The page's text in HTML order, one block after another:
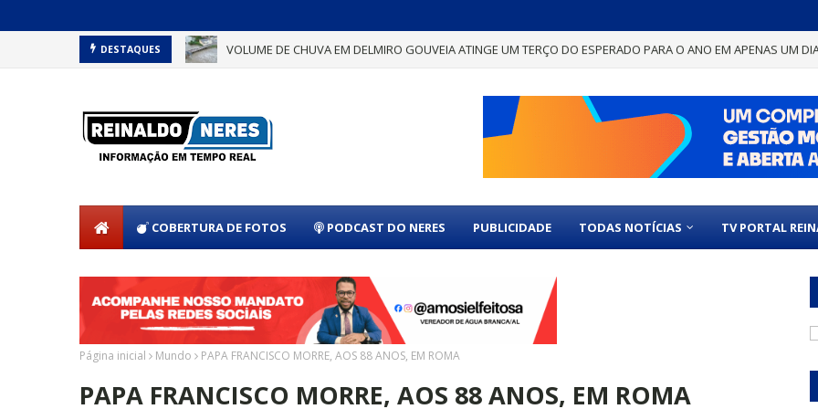
DESTAQUES VOLUME DE CHUVA EM DELMIRO GOUVEIA ATINGE UM TERÇO DO ESPERADO PARA O ANO EM APENAS UM
COBERTURA DE FOTOS PODCAST DO NERES PUBLICIDADE TODAS NOTÍCIAS TV PORTAL
Página inicial Mundo PAPA FRANCISCO MORRE, AOS 88 ANOS, EM ROMA
PAPA FRANCISCO MORRE, AOS 88 ANOS, EM ROMA